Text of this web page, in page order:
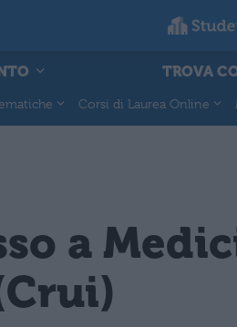
TROVA
Corsi di Laurea Online
a